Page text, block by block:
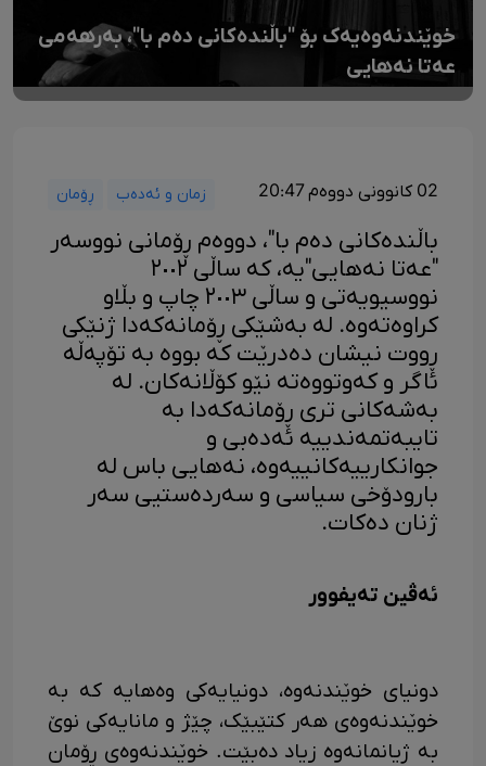
خوێندنەوەیەک بۆ "باڵندەکانی دەم با"، بەرهەمی
عەتا نەهایی
02 کانوونی دووەم 20:47 زمان و ئەدەب ڕۆمان
باڵندەکانی دەم با"، دووەم ڕۆمانی نووسەر
"عەتا نەهایی"یە، کە ساڵی ٢٠٠٢
نووسیویەتی و ساڵی ٢٠٠٣ چاپ و بڵاو
کراوەتەوە. لە بەشێکی ڕۆمانەکەدا ژنێکی
ڕووت نیشان دەدرێت کە بووە بە تۆپەڵە
ئاگر و کەوتووەتە نێو کۆڵانەکان. لە
بەشەکانی تری ڕۆمانەکەدا بە
تایبەتمەندییە ئەدەبی و
جوانکارییەکانییەوە، نەهایی باس لە
بارودۆخی سیاسی و سەردەستیی سەر
ژنان دەکات.
ئەڤین تەیفوور
دونیای خوێندنەوە، دونیایەکی وەهایە کە بە
خوێندنەوەی هەر کتێبێک، چێژ و مانایەکی نوێ
بە ژیانمانەوە زیاد دەبێت. خوێندنەوەی ڕۆمان